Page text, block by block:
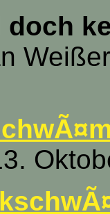
doch